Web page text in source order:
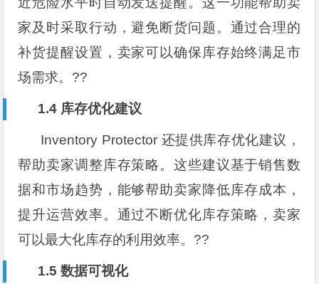
家及时采取行动，避免断货问题。通过合理的
补货提醒设置，卖家可以确保库存始终满足市
场需求。??
1.4 库存优化建议
Inventory Protector 还提供库存优化建议，
帮助卖家调整库存策略。这些建议基于销售数
据和市场趋势，能够帮助卖家降低库存成本，
提升运营效率。通过不断优化库存策略，卖家
可以最大化库存的利用效率。??
1.5 数据可视化